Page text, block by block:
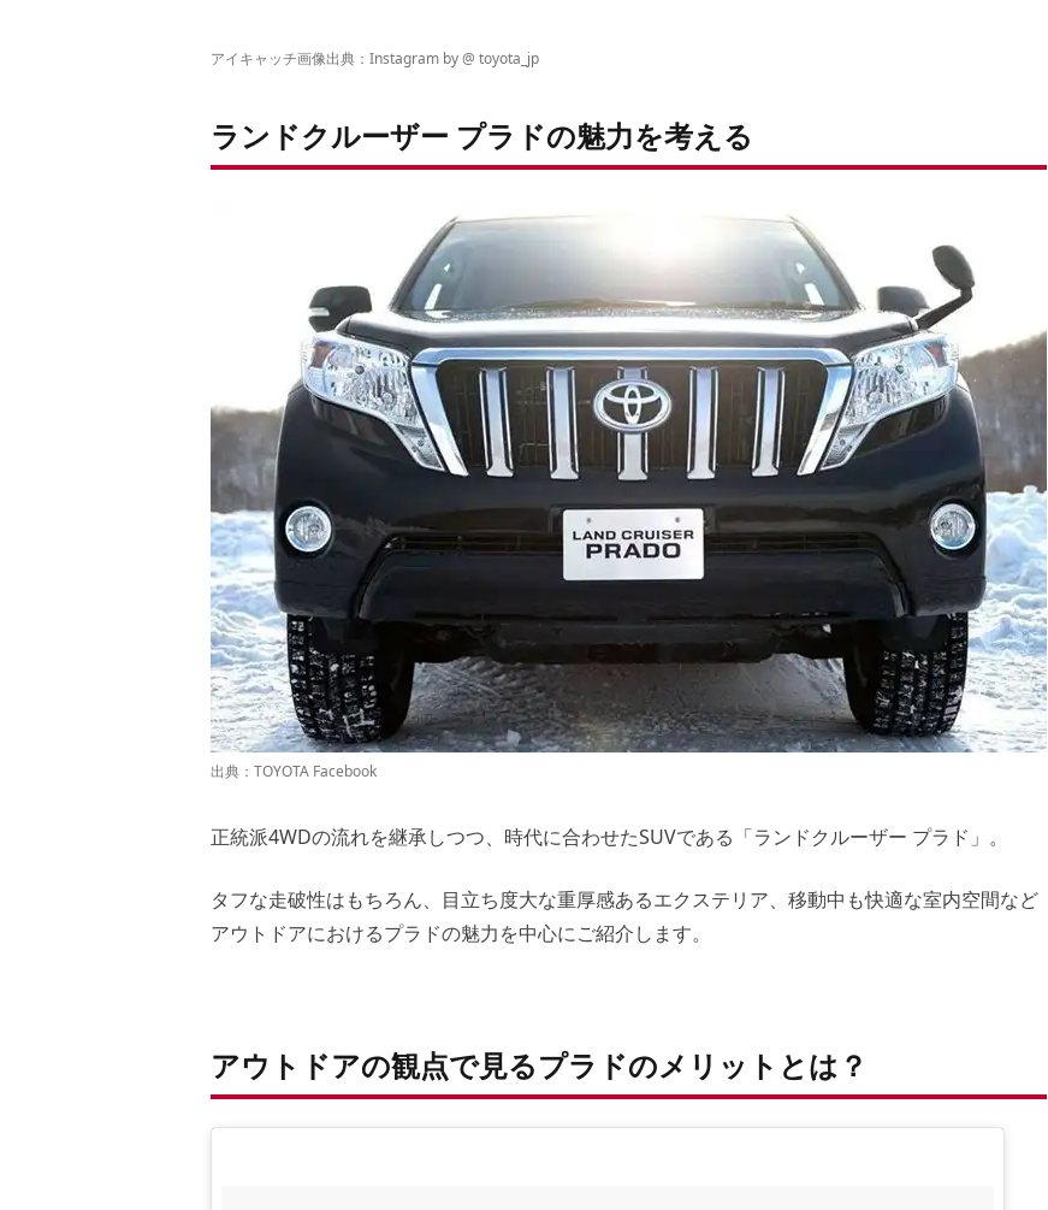
アイキャッチ画像出典：Instagram by@ toyota_jp
ランドクルーザー プラドの魅力を考える
出典： TOYOTA Facebook
正統派4WDの流れを継承しつつ、時代に合わせたSUVである「ランドクルーザー プラド」。
タフな走破性はもちろん、目立ち度大な重厚感あるエクステリア、移動中も快適な室内空間など
アウトドアにおけるプラドの魅力を中心にご紹介します。
アウトドアの観点で見るプラドのメリットとは？